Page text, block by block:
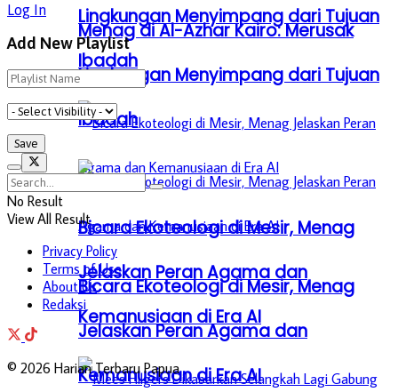
Lingkungan Menyimpang dari Tujuan
Ibadah
Bicara Ekoteologi di Mesir, Menag
Jelaskan Peran Agama dan
Kemanusiaan di Era AI
Menag di Al-Azhar Kairo: Merusak
Lingkungan Menyimpang dari Tujuan
Ibadah
Bicara Ekoteologi di Mesir, Menag
Jelaskan Peran Agama dan
Kemanusiaan di Era AI
Log In
Add New Playlist
No Result
View All Result
Privacy Policy
Terms of Use
About Us
Redaksi
© 2026 Harian Terbaru Papua